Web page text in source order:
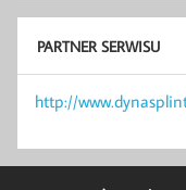
PARTNER SERWISU
http://